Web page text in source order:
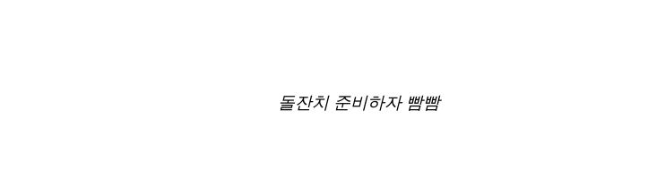
돌잔치 준비하자 빰빰